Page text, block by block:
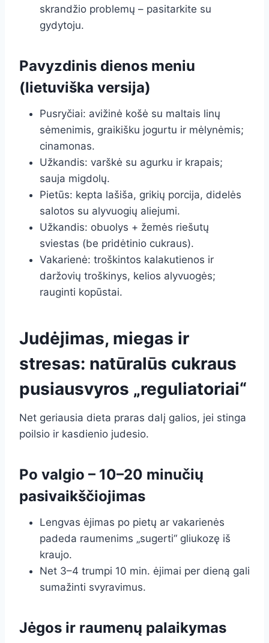
skrandžio problemų – pasitarkite su
gydytoju.
Pavyzdinis dienos meniu
(lietuviška versija)
Pusryčiai: avižinė košė su maltais linų
sėmenimis, graikišku jogurtu ir mėlynėmis;
cinamonas.
Užkandis: varškė su agurku ir krapais;
sauja migdolų.
Pietūs: kepta lašiša, grikių porcija, didelės
salotos su alyvuogių aliejumi.
Užkandis: obuolys + žemės riešutų
sviestas (be pridėtinio cukraus).
Vakarienė: troškintos kalakutienos ir
daržovių troškinys, kelios alyvuogės;
rauginti kopūstai.
Judėjimas, miegas ir
stresas: natūralūs cukraus
pusiausvyros „reguliatoriai“
Net geriausia dieta praras dalį galios, jei stinga
poilsio ir kasdienio judesio.
Po valgio – 10–20 minučių
pasivaikščiojimas
Lengvas ėjimas po pietų ar vakarienės
padeda raumenims „sugerti“ gliukozę iš
kraujo.
Net 3–4 trumpi 10 min. ėjimai per dieną gali
sumažinti svyravimus.
Jėgos ir raumenų palaikymas